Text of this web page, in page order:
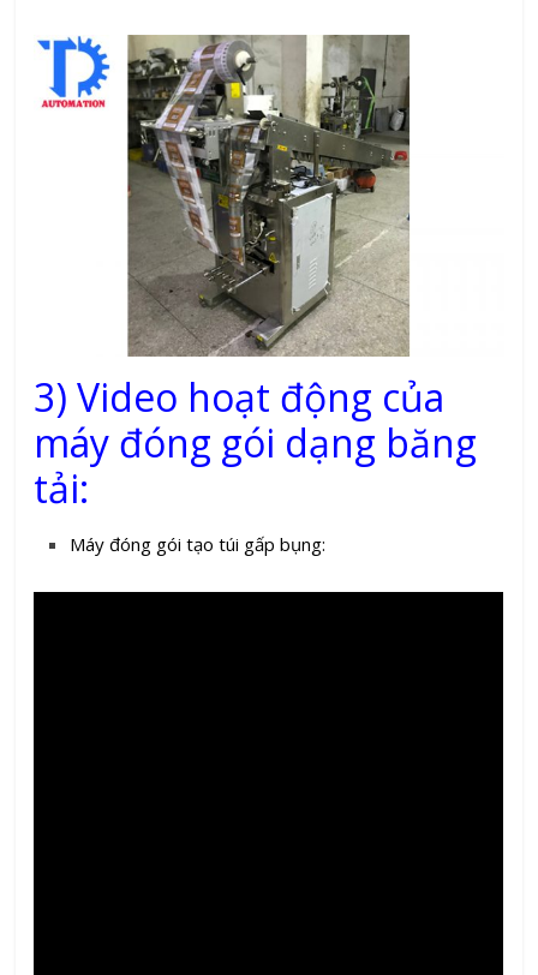
3) Video hoạt động của
máy đóng gói dạng băng
tải:
Máy đóng gói tạo túi gấp bụng: